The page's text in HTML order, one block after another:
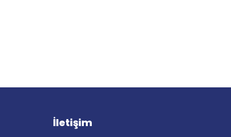
İletişim